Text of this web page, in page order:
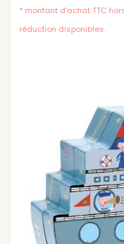
* montant d'achat TTC
réduction disponibles.